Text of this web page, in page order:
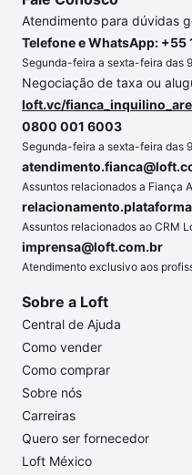
Atendimento para dúvidas
Telefone e WhatsApp:
Segunda-feira a sexta-feira das
Negociação de taxa ou
loft.vc/
0800 001 6003
Segunda-feira a sexta-feira das
Assuntos relacionados a Fiança
Assuntos relacionados ao CRM
imprensa@loft.com.br
Atendimento exclusivo aos
Sobre a Loft
Central de Ajuda
Como vender
Como comprar
Sobre nós
Carreiras
Quero ser fornecedor
Loft México